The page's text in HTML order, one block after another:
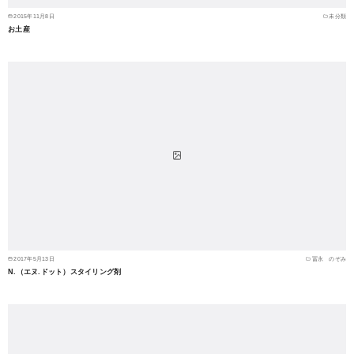
2015年11月8日 未分類
お土産
2017年5月13日 冨永 のぞみ
N.（エヌ.ドット）スタイリング剤